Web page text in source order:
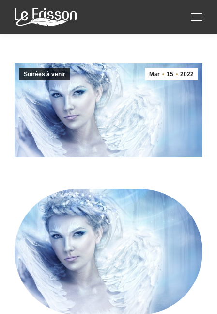
Mar 15 2022
Soirées à venir